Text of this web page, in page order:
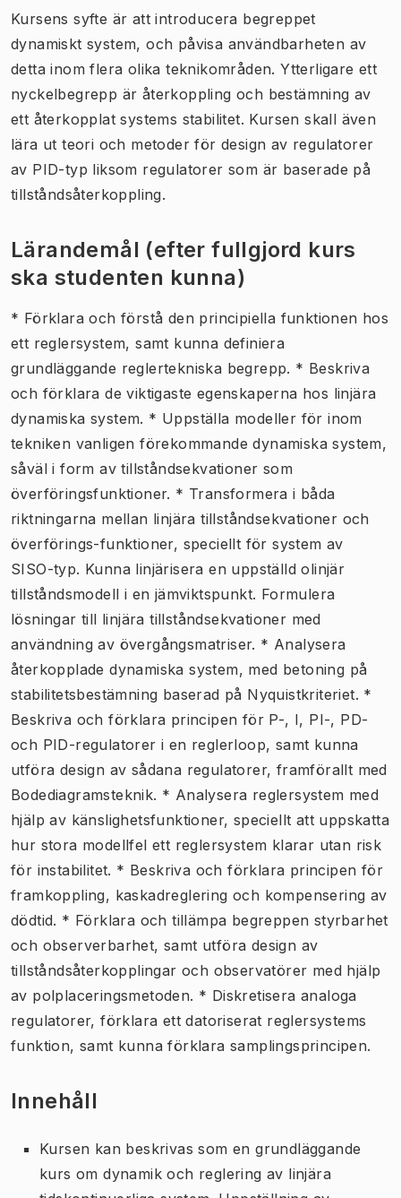
Kursens syfte är att introducera begreppet
dynamiskt system, och påvisa användbarheten av
detta inom flera olika teknikområden. Ytterligare ett
nyckelbegrepp är återkoppling och bestämning av
ett återkopplat systems stabilitet. Kursen skall även
lära ut teori och metoder för design av regulatorer
av PID-typ liksom regulatorer som är baserade på
tillståndsåterkoppling.
Lärandemål (efter fullgjord kurs
ska studenten kunna)
* Förklara och förstå den principiella funktionen hos
ett reglersystem, samt kunna definiera
grundläggande reglertekniska begrepp. * Beskriva
och förklara de viktigaste egenskaperna hos linjära
dynamiska system. * Uppställa modeller för inom
tekniken vanligen förekommande dynamiska system,
såväl i form av tillståndsekvationer som
överföringsfunktioner. * Transformera i båda
riktningarna mellan linjära tillståndsekvationer och
överförings-funktioner, speciellt för system av
SISO-typ. Kunna linjärisera en uppställd olinjär
tillståndsmodell i en jämviktspunkt. Formulera
lösningar till linjära tillståndsekvationer med
användning av övergångsmatriser. * Analysera
återkopplade dynamiska system, med betoning på
stabilitetsbestämning baserad på Nyquistkriteriet. *
Beskriva och förklara principen för P-, I, PI-, PD-
och PID-regulatorer i en reglerloop, samt kunna
utföra design av sådana regulatorer, framförallt med
Bodediagramsteknik. * Analysera reglersystem med
hjälp av känslighetsfunktioner, speciellt att uppskatta
hur stora modellfel ett reglersystem klarar utan risk
för instabilitet. * Beskriva och förklara principen för
framkoppling, kaskadreglering och kompensering av
dödtid. * Förklara och tillämpa begreppen styrbarhet
och observerbarhet, samt utföra design av
tillståndsåterkopplingar och observatörer med hjälp
av polplaceringsmetoden. * Diskretisera analoga
regulatorer, förklara ett datoriserat reglersystems
funktion, samt kunna förklara samplingsprincipen.
Innehåll
Kursen kan beskrivas som en grundläggande
kurs om dynamik och reglering av linjära